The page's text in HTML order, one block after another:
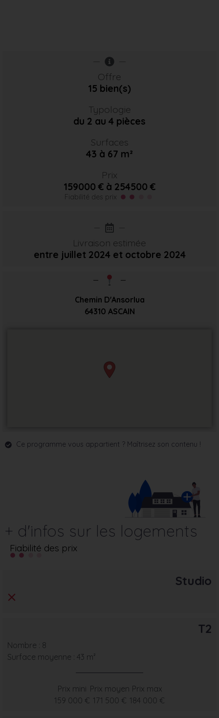
Offre
15 bien(s)
Typologie
du 2 au 4 pièces
Surfaces
43 à 67 m²
Prix
159000 € à 254500 €
Fiabilité des prix
Livraison estimée
entre juillet 2024 et octobre 2024
Chemin D'Ansorlua
64310 ASCAIN
Ce programme vous appartient ? Maîtrisez son contenu !
+ d'infos sur les logements
Fiabilité des prix
Studio
T2
Nombre : 8
Surface moyenne : 43 m²
Prix mini
159 000 €
Prix moyen
171 500 €
Prix max
184 000 €